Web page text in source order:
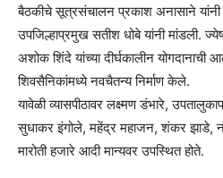
बैठकीचे सूत्रसंचालन प्रकाश अनासाने
उपजिल्हाप्रमुख सतीश धोबे यांनी मांडली.
अशोक शिंदे यांच्या दीर्घकालीन
शिवसैनिकांमध्ये नवचैतन्य निर्माण केले.
यावेळी व्यासपीठावर लक्ष्मण डंभारे,
सुधाकर इंगोले, महेंद्र महाजन, शंकर झाडे,
मारोती हजारे आदी मान्यवर उपस्थित होते.